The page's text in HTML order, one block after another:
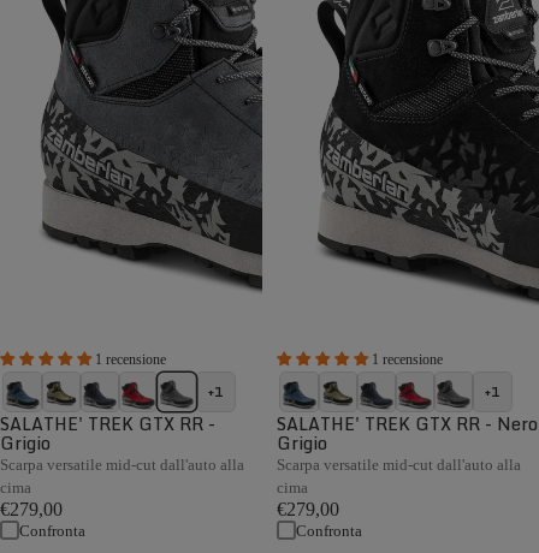
1 recensione
+1
SALATHE' TREK GTX RR -
Grigio
Scarpa versatile mid-cut dall'auto alla
cima
€279,00
Confronta
1 recensione
+1
SALATHE' TREK GTX RR - Nero
Grigio
Scarpa versatile mid-cut dall'auto alla
cima
€279,00
Confronta